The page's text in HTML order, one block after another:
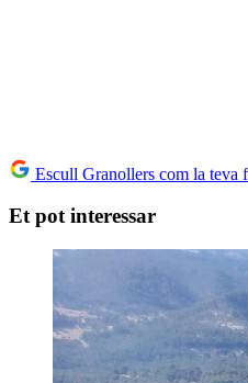
Escull Granollers com la teva
Et pot interessar